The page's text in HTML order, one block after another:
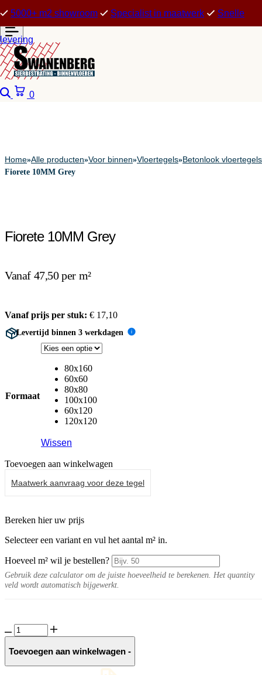
5000+ m2 showroom Specialist in maatwerk Snelle
levering
Zoeken
0
Home»Alle producten»Voor binnen»Vloertegels»Betonlook vloertegels
Fiorete 10MM Grey
Fiorete 10MM Grey
Vanaf 47,50 per m²
Vanaf prijs per stuk: € 17,10
Levertijd binnen 3 werkdagen i
Formaat
80x160
60x60
80x80
100x100
60x120
120x120
Wissen
Toevoegen aan winkelwagen
Maatwerk aanvraag voor deze tegel
Bereken hier uw prijs
Selecteer een variant en vul het aantal m² in.
Hoeveel m² wil je bestellen?
Gebruik deze calculator om de juiste hoeveelheid te berekenen. Het quantity
veld wordt automatisch bijgewerkt.
Fiorete
10MM
Grey
Toevoegen aan winkelwagen -